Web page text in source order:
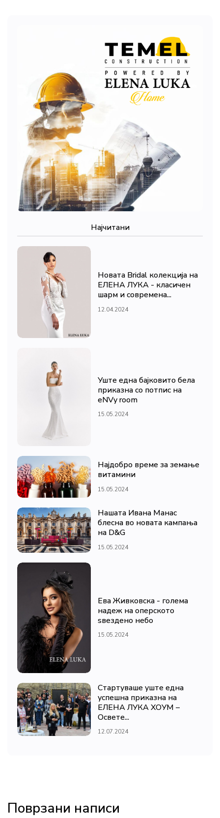
Најчитани
Новата Bridal колекција на
ЕЛЕНА ЛУКА - класичен
шарм и современа...
12.04.2024
Уште една бајковито бела
приказна со потпис на
eNVy room
15.05.2024
Најдобро време за земање
витамини
15.05.2024
Нашата Ивана Манас
блесна во новата кампања
на D&G
15.05.2024
Ева Живковска - голема
надеж на оперското
ѕвездено небо
15.05.2024
Стартуваше уште една
успешна приказна на
ЕЛЕНА ЛУКА ХОУМ –
Освете...
12.07.2024
Поврзани написи